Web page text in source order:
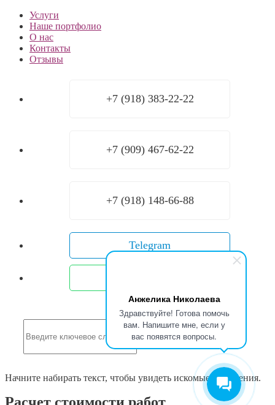
Анжелика Николаева
Здравствуйте! Готова помочь
вам. Напишите мне, если у
вас появятся вопросы.
Услуги
Наше портфолио
О нас
Контакты
Отзывы
+7 (918) 383-22-22
+7 (909) 467-62-22
+7 (918) 148-66-88
Telegram
Search
Начните набирать текст, чтобы увидеть искомые сообщения.